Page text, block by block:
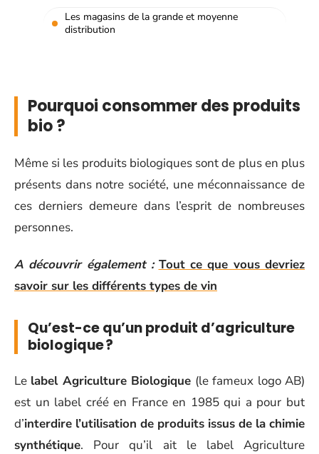
Les magasins de la grande et moyenne
distribution
Pourquoi consommer des produits
bio ?
Même si les produits biologiques sont de plus en plus
présents dans notre société, une méconnaissance de
ces derniers demeure dans l’esprit de nombreuses
personnes.
A découvrir également : Tout ce que vous devriez
savoir sur les différents types de vin
Qu’est-ce qu’un produit d’agriculture
biologique ?
Le label Agriculture Biologique (le fameux logo AB)
est un label créé en France en 1985 qui a pour but
d’interdire l’utilisation de produits issus de la chimie
synthétique. Pour qu’il ait le label Agriculture